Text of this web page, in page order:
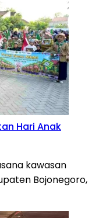
Hari Anak
kawasan
Bojonegoro,